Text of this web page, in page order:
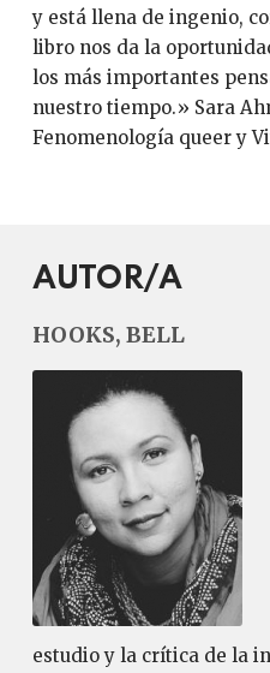
y está llena de ingenio,
libro nos da la
los más importantes
nuestro tiempo.» Sara
Fenomenología queer y
AUTOR/A
HOOKS, BELL
estudio y la crítica de la